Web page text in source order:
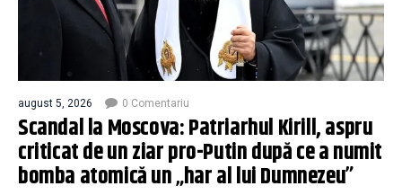
august 5, 2026 0 Comentariu
Scandal la Moscova: Patriarhul Kirill, aspru
criticat de un ziar pro-Putin după ce a numit
bomba atomică un „har al lui Dumnezeu”